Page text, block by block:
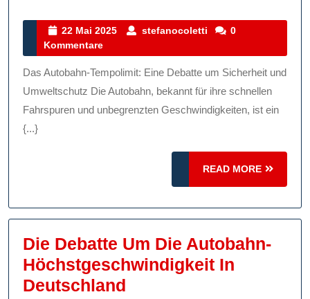
Um
Das
Autobahn-
Tempolimit:
Sicherheit
22 Mai 2025
22
2025
stefanocoletti stefanocoletti
0
Kommentare
Das Autobahn-Tempolimit: Eine Debatte um Sicherheit und
Umweltschutz Die Autobahn, bekannt für ihre schnellen
Fahrspuren und unbegrenzten Geschwindigkeiten, ist ein
{...}
READ MORE
READ
MORE
Die Debatte Um Die Autobahn-
Höchstgeschwindigkeit In
Deutschland